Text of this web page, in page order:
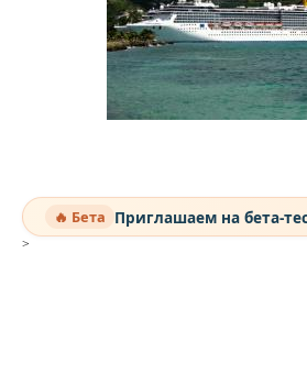
🔥 Бета Приглашаем на бета-
>